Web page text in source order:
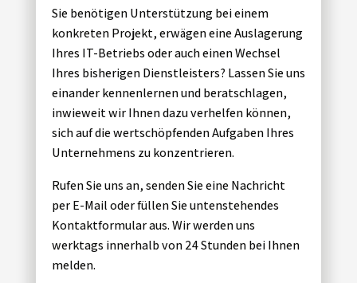
Sie benötigen Unterstützung bei einem
konkreten Projekt, erwägen eine Auslagerung
Ihres IT-Betriebs oder auch einen Wechsel
Ihres bisherigen Dienstleisters? Lassen Sie uns
einander kennenlernen und beratschlagen,
inwieweit wir Ihnen dazu verhelfen können,
sich auf die wertschöpfenden Aufgaben Ihres
Unternehmens zu konzentrieren.
Rufen Sie uns an, senden Sie eine Nachricht
per E-Mail oder füllen Sie untenstehendes
Kontaktformular aus. Wir werden uns
werktags innerhalb von 24 Stunden bei Ihnen
melden.